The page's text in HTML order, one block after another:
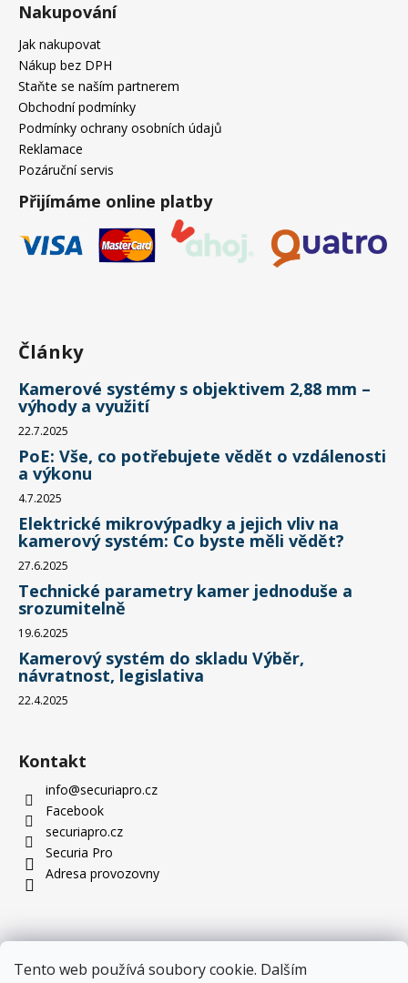
Tento web používá soubory cookie. Dalším
Nakupování
Jak nakupovat
Nákup bez DPH
Staňte se naším partnerem
Obchodní podmínky
Podmínky ochrany osobních údajů
Reklamace
Pozáruční servis
Přijímáme online platby
Články
Kamerové systémy s objektivem 2,88 mm –
výhody a využití
22.7.2025
PoE: Vše, co potřebujete vědět o vzdálenosti
a výkonu
4.7.2025
Elektrické mikrovýpadky a jejich vliv na
kamerový systém: Co byste měli vědět?
27.6.2025
Technické parametry kamer jednoduše a
srozumitelně
19.6.2025
Kamerový systém do skladu Výběr,
návratnost, legislativa
22.4.2025
Kontakt
info@securiapro.cz
Facebook
securiapro.cz
Securia Pro
Adresa provozovny